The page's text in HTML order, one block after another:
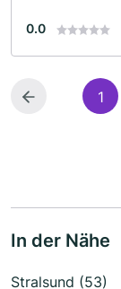
0.0
1
In der Nähe
Stralsund (53)